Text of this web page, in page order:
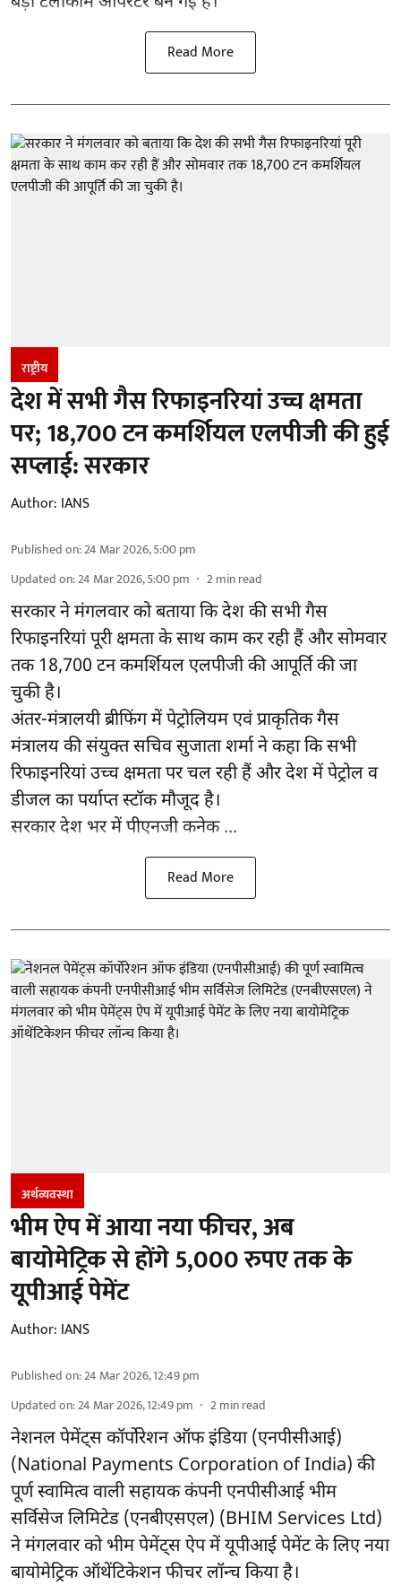
Read More
राष्ट्रीय
देश में सभी गैस रिफाइनरियां उच्च क्षमता
पर; 18,700 टन कमर्शियल एलपीजी की हुई
सप्लाई: सरकार
Author: IANS
Published on:24 Mar 2026, 5:00 pm
Updated on:24 Mar 2026, 5:00 pm 2min read
सरकार ने मंगलवार को बताया कि देश की सभी गैस
रिफाइनरियां पूरी क्षमता के साथ काम कर रही हैं और सोमवार
तक 18,700 टन कमर्शियल एलपीजी की आपूर्ति की जा
चुकी है।
अंतर-मंत्रालयी ब्रीफिंग में पेट्रोलियम एवं प्राकृतिक गैस
मंत्रालय की संयुक्त सचिव सुजाता शर्मा ने कहा कि सभी
रिफाइनरियां उच्च क्षमता पर चल रही हैं और देश में पेट्रोल व
डीजल का पर्याप्त स्टॉक मौजूद है।
सरकार देश भर में पीएनजी कनेक ...
Read More
अर्थव्यवस्था
भीम ऐप में आया नया फीचर, अब
बायोमेट्रिक से होंगे 5,000 रुपए तक के
यूपीआई पेमेंट
Author: IANS
Published on:24 Mar 2026, 12:49 pm
Updated on:24 Mar 2026, 12:49 pm 2min read
नेशनल पेमेंट्स कॉर्पोरेशन ऑफ इंडिया(एनपीसीआई)
(National Payments Corporation of India) की
पूर्ण स्वामित्व वाली सहायक कंपनी एनपीसीआई भीम
सर्विसेज लिमिटेड (एनबीएसएल) (BHIM Services Ltd)
ने मंगलवार को भीम पेमेंट्स ऐप में यूपीआई पेमेंट के लिए नया
बायोमेट्रिक ऑथेंटिकेशन फीचर लॉन्च किया है।